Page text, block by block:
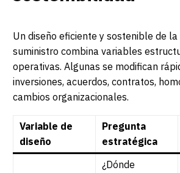
Un diseño eficiente y sostenible de la
suministro combina variables
operativas. Algunas se modifican
inversiones, acuerdos, contratos,
cambios organizacionales.
Variable de
diseño
Pregunta
estratégica
¿Dónde